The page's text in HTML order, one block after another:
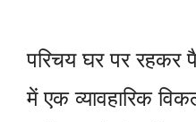
परिचय घर पर
में एक व्यावहारिक